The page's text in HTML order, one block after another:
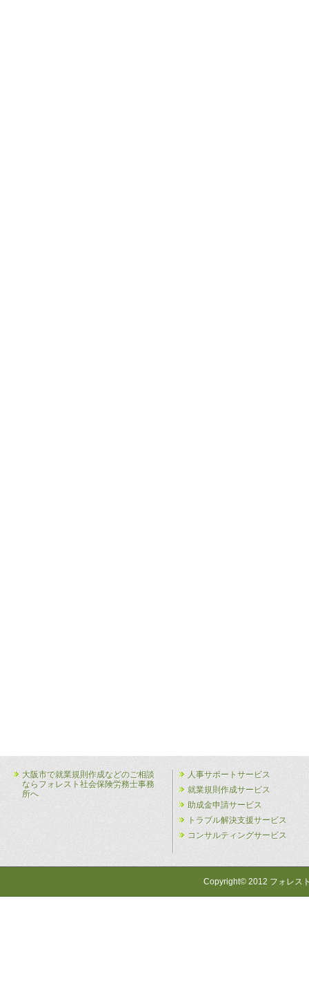
大阪市で就業規則作成などのご相談
ならフォレスト社会保険労務士事務
所へ
人事サポートサービス
就業規則作成サービス
助成金申請サービス
トラブル解決支援サービス
コンサルティングサービス
Copyright© 2012 フォレス